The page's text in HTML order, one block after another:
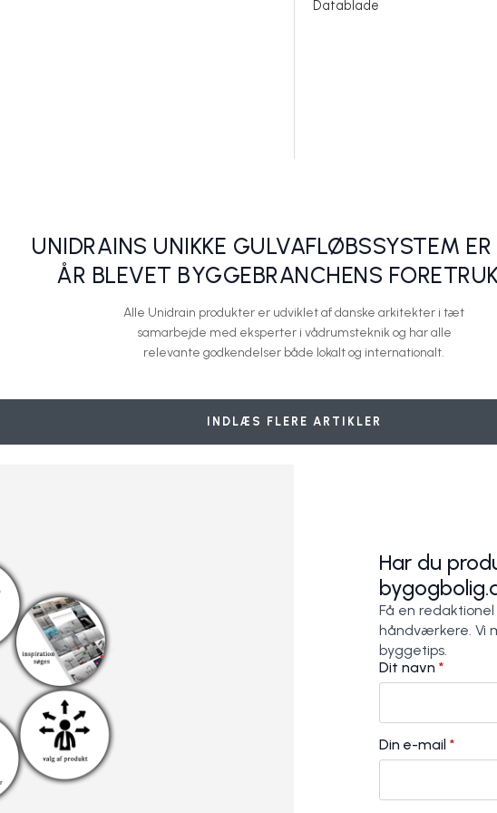
Datablade
UNIDRAINS UNIKKE GULVAFLØBSSYSTEM ER
ÅR BLEVET BYGGEBRANCHENS
Alle Unidrain produkter er udviklet af danske arkitekter i tæt
samarbejde med eksperter i vådrumsteknik og har alle
relevante godkendelser både lokalt og internationalt.
INDLÆS FLERE ARTIKLER
Har du
Få en
håndværkere. Vi
byggetips.
Dit navn *
Din e-mail *